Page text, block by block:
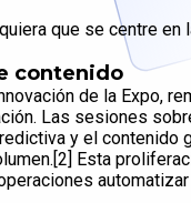
que se centre en
contenido
de la Expo,
Las sesiones
y el contenido
Esta